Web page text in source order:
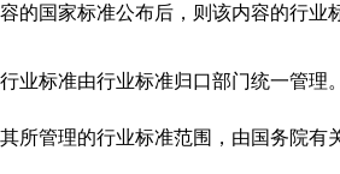
容的国家标准公布后，则该内容的行业
行业标准由行业标准归口部门统一管理
其所管理的行业标准范围，由国务院有